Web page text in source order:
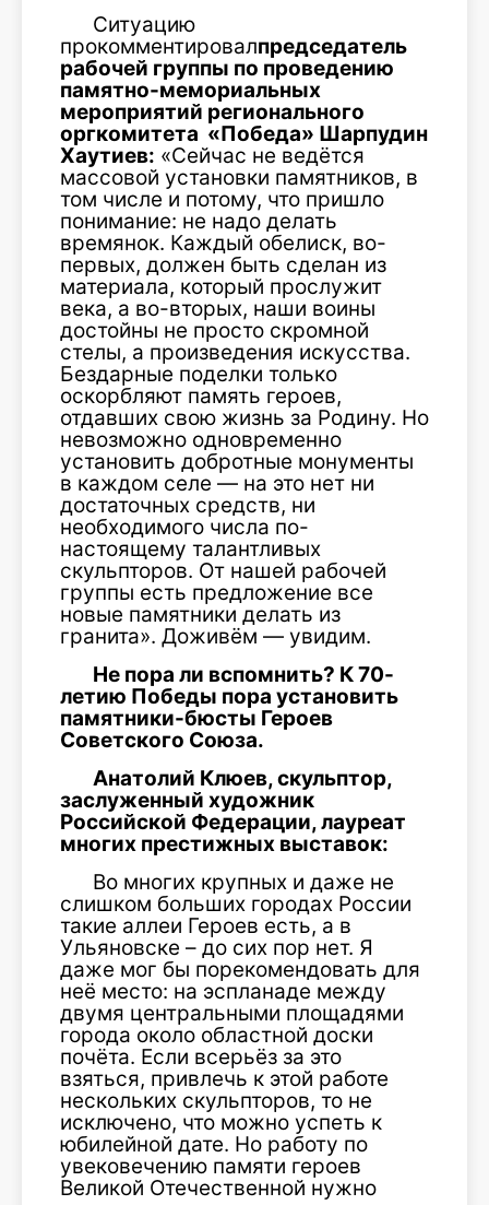
Ситуацию
прокомментировалпредседатель
рабочей группы по проведению
памятно-мемориальных
мероприятий регионального
оргкомитета «Победа» Шарпудин
Хаутиев: «Сейчас не ведётся
массовой установки памятников, в
том числе и потому, что пришло
понимание: не надо делать
времянок. Каждый обелиск, во-
первых, должен быть сделан из
материала, который прослужит
века, а во-вторых, наши воины
достойны не просто скромной
стелы, а произведения искусства.
Бездарные поделки только
оскорбляют память героев,
отдавших свою жизнь за Родину. Но
невозможно одновременно
установить добротные монументы
в каждом селе — на это нет ни
достаточных средств, ни
необходимого числа по-
настоящему талантливых
скульпторов. От нашей рабочей
группы есть предложение все
новые памятники делать из
гранита». Доживём — увидим.
Не пора ли вспомнить? К 70-
летию Победы пора установить
памятники-бюсты Героев
Советского Союза.
Анатолий Клюев, скульптор,
заслуженный художник
Российской Федерации, лауреат
многих престижных выставок:
Во многих крупных и даже не
слишком больших городах России
такие аллеи Героев есть, а в
Ульяновске – до сих пор нет. Я
даже мог бы порекомендовать для
неё место: на эспланаде между
двумя центральными площадями
города около областной доски
почёта. Если всерьёз за это
взяться, привлечь к этой работе
нескольких скульпторов, то не
исключено, что можно успеть к
юбилейной дате. Но работу по
увековечению памяти героев
Великой Отечественной нужно